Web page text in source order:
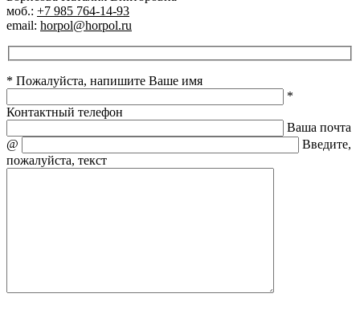
моб.: +7 985 764-14-93
email: horpol@horpol.ru
* Пожалуйста, напишите Ваше имя
*
Контактный телефон
Ваша почта
@
Введите,
пожалуйста, текст